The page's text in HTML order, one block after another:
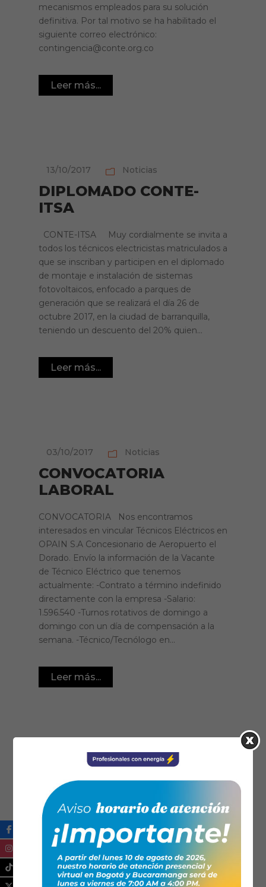
mecanismos empleados para su solución
definitiva. Por tal motivo se ha habilitado el
siguiente correo electrónico:
contingencia@conte.org.co
Leer más...
13/10/2017 Noticias
DIPLOMADO CONTE-
ITSA
CONTE-ITSA Muy cordialmente se invita a
todos los técnicos electricistas matriculados a
que se inscriban y participen en el diplomado
de montaje e instalación de sistemas
fotovoltaicos, enfocado a parques de
generación que se realizará el día 26 de
octubre 2017, en la ciudad de barranquilla,
teniendo un descuento del 20% quien...
Leer más...
03/10/2017 Noticias
CONVOCATORIA
LABORAL
CONVOCATORIA Nos encontramos
interesados en vincular Técnicos Eléctricos en
OPAIN S.A Concesionario de Aeropuerto el
Dorado. Envío la información de la Vacante
de Técnico Eléctrico que tenemos
actualmente: -Contrato a término indefinido
directamente con la empresa -Salario:
1.596.540 -Turnos rotativos de domingo a
domingo con un día de compensación a la
semana. -Técnico/Tecnólogo en...
Leer más...
25/09/2017 Noticias
RECESO DIA 29
SEPTIEMBRE
¡Importante! A todos nuestros estimados
clientes Les informamos: que el día 29 de
Septiembre de 2017 no habrá atención al
público, por encontrarse la planta de personal
y directivos en actividades de bienestar